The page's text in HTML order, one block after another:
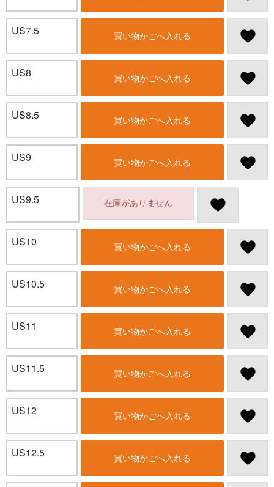
US7.5 買い物かごへ入れる
US8 買い物かごへ入れる
US8.5 買い物かごへ入れる
US9 買い物かごへ入れる
US9.5 在庫がありません
US10 買い物かごへ入れる
US10.5 買い物かごへ入れる
US11 買い物かごへ入れる
US11.5 買い物かごへ入れる
US12 買い物かごへ入れる
US12.5 買い物かごへ入れる